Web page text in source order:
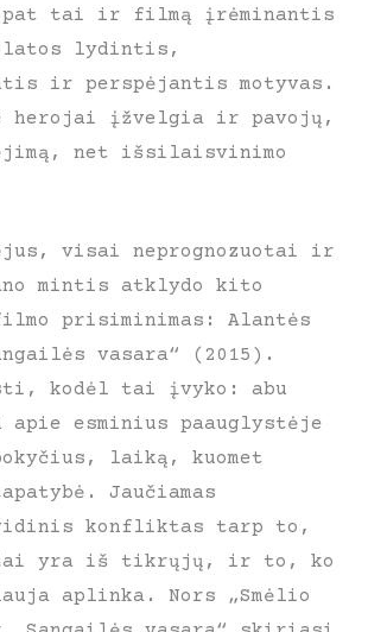
pat tai ir filmą įrėminantis
lydintis,
ir perspėjantis motyvas.
herojai įžvelgia ir pavojų,
net išsilaisvinimo
visai neprognozuotai ir
mintis atklydo kito
prisiminimas: Alantės
vasara“ (2015).
kodėl tai įvyko: abu
esminius paauglystėje
laiką, kuomet
Jaučiamas
konfliktas tarp to,
yra iš tikrųjų, ir to, ko
aplinka. Nors „Smėlio